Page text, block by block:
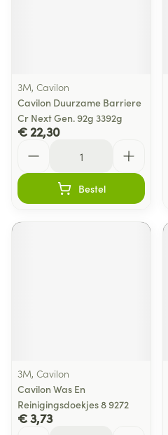
3M, Cavilon
Cavilon Duurzame Barriere
Cr Next Gen. 92g 3392g
€ 22,30
Bestel
3M, Cavilon
Cavilon Was En
Reinigingsdoekjes 8 9272
€ 3,73